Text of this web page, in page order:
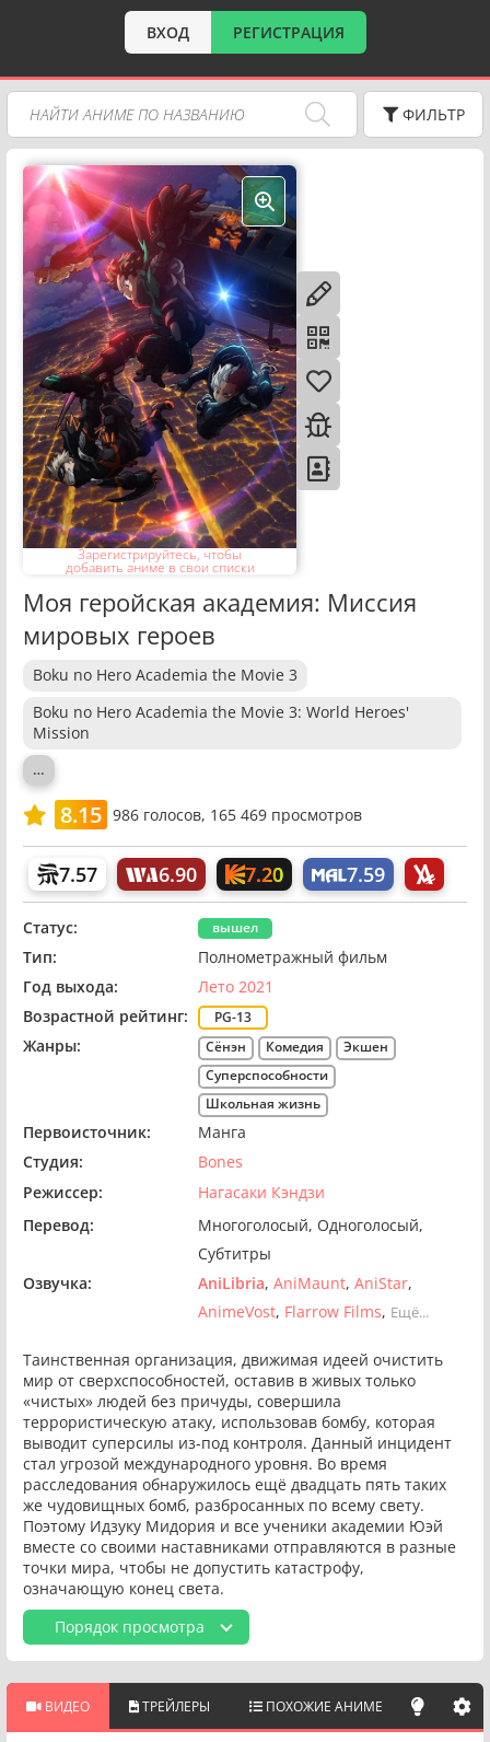
ВХОД РЕГИСТРАЦИЯ
ФИЛЬТР
Зарегистрируйтесь, чтобы
добавить аниме в свои списки
Моя геройская академия: Миссия
мировых героев
Boku no Hero Academia the Movie 3
Boku no Hero Academia the Movie 3: World Heroes'
Mission
…
8.15 986голосов, 165 469 просмотров
7.57 6.90 7.20 7.59
Статус: вышел
Тип:
Полнометражный фильм
Год выхода:
Лето 2021
Возрастной рейтинг:
PG-13
Жанры: Сёнэн Комедия
Экшен
Суперспособности
Школьная жизнь
Первоисточник:
Манга
Студия:
Bones
Режиссер:
Нагасаки Кэндзи
Перевод:
Многоголосый Одноголосый
Субтитры
Озвучка:
AniLibria AniMaunt AniStar
AnimeVost Flarrow Films Ещё...
Таинственная организация, движимая идеей очистить
мир от сверхспособностей, оставив в живых только
«чистых» людей без причуды, совершила
террористическую атаку, использовав бомбу, которая
выводит суперсилы из-под контроля. Данный инцидент
стал угрозой международного уровня. Во время
расследования обнаружилось ещё двадцать пять таких
же чудовищных бомб, разбросанных по всему свету.
Поэтому Идзуку Мидория и все ученики академии Юэй
вместе со своими наставниками отправляются в разные
точки мира, чтобы не допустить катастрофу,
означающую конец света.
Порядок просмотра
ВИДЕО ТРЕЙЛЕРЫ ПОХОЖИЕ АНИМЕ